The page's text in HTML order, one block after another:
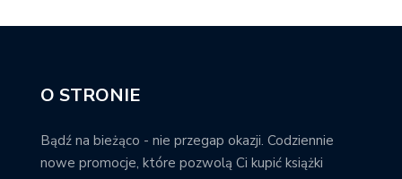
O STRONIE
Bądź na bieżąco - nie przegap okazji. Codziennie
nowe promocje, które pozwolą Ci kupić książki